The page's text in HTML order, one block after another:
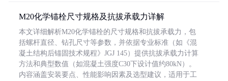
M20化学锚栓尺寸规格及抗拔承载力详解
本文详细解析M20化学锚栓的尺寸规格和抗拔承载力，包
括螺杆直径、钻孔尺寸等参数，并依据专业标准（如《混
凝土结构后锚固技术规程》JGJ 145）提供抗拔承载力计算
方法和典型数值（如混凝土强度C30下设计值约80kN）。
内容涵盖安装要点、性能影响因素及选型建议，适用于工